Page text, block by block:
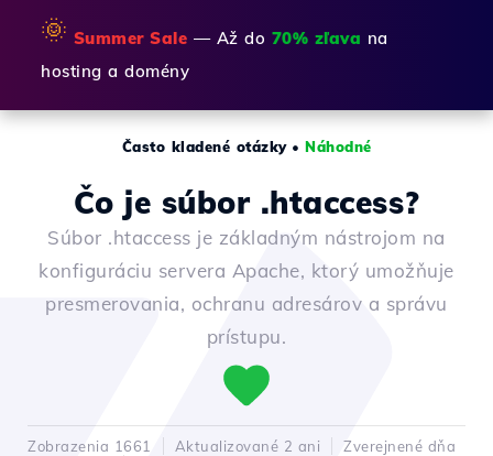
🌞 Summer Sale — Až do 70% zľava na
hosting a domény
Často kladené otázky• Náhodné
Čo je súbor .htaccess?
Súbor .htaccess je základným nástrojom na
konfiguráciu servera Apache, ktorý umožňuje
presmerovania, ochranu adresárov a správu
prístupu.
Zobrazenia 1661 Aktualizované 2 ani
Zverejnené dňa